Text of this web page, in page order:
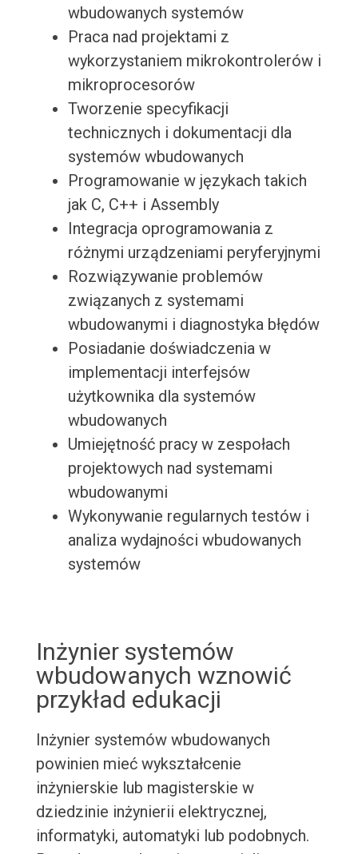
wbudowanych systemów
Praca nad projektami z
wykorzystaniem mikrokontrolerów i
mikroprocesorów
Tworzenie specyfikacji
technicznych i dokumentacji dla
systemów wbudowanych
Programowanie w językach takich
jak C, C++ i Assembly
Integracja oprogramowania z
różnymi urządzeniami peryferyjnymi
Rozwiązywanie problemów
związanych z systemami
wbudowanymi i diagnostyka błędów
Posiadanie doświadczenia w
implementacji interfejsów
użytkownika dla systemów
wbudowanych
Umiejętność pracy w zespołach
projektowych nad systemami
wbudowanymi
Wykonywanie regularnych testów i
analiza wydajności wbudowanych
systemów
Inżynier systemów
wbudowanych wznowić
przykład edukacji
Inżynier systemów wbudowanych
powinien mieć wykształcenie
inżynierskie lub magisterskie w
dziedzinie inżynierii elektrycznej,
informatyki, automatyki lub podobnych.